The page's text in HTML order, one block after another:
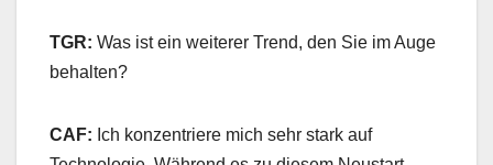
TGR: Was ist ein weiterer Trend, den Sie im Auge
behalten?
CAF: Ich konzentriere mich sehr stark auf